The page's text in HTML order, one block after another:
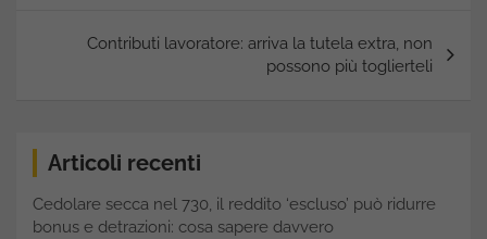
Contributi lavoratore: arriva la tutela extra, non
possono più toglierteli
Articoli recenti
Cedolare secca nel 730, il reddito ‘escluso’ può ridurre
bonus e detrazioni: cosa sapere davvero